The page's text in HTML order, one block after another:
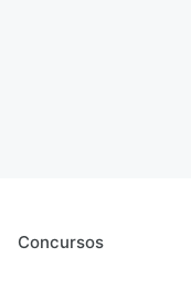
Concursos